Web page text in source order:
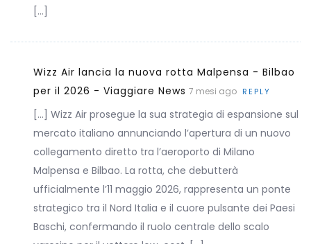
[…]
Wizz Air lancia la nuova rotta Malpensa - Bilbao
per il 2026 - Viaggiare News 7 mesi ago REPLY
[…] Wizz Air prosegue la sua strategia di espansione sul
mercato italiano annunciando l’apertura di un nuovo
collegamento diretto tra l’aeroporto di Milano
Malpensa e Bilbao. La rotta, che debutterà
ufficialmente l’11 maggio 2026, rappresenta un ponte
strategico tra il Nord Italia e il cuore pulsante dei Paesi
Baschi, confermando il ruolo centrale dello scalo